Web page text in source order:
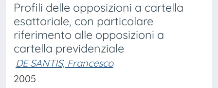
Profili delle opposizioni a cartella
esattoriale, con particolare
riferimento alle opposizioni a
cartella previdenziale
DE SANTIS, Francesco
2005